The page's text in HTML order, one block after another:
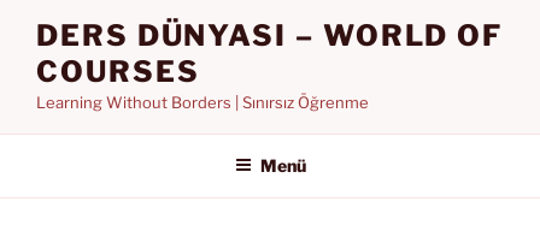
DERS DÜNYASI – WORLD OF
COURSES
Learning Without Borders | Sınırsız Öğrenme
Menü